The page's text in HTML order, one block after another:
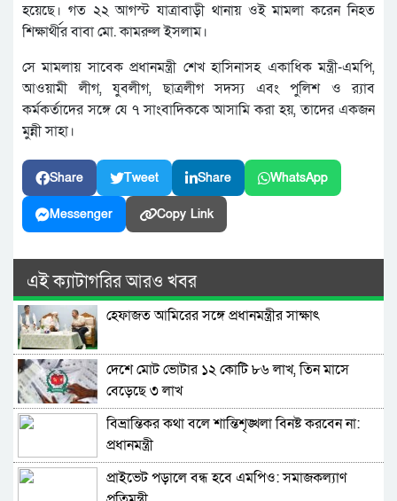
হয়েছে। গত ২২ আগস্ট যাত্রাবাড়ী থানায় ওই মামলা করেন নিহত
শিক্ষার্থীর বাবা মো. কামরুল ইসলাম।
সে মামলায় সাবেক প্রধানমন্ত্রী শেখ হাসিনাসহ একাধিক মন্ত্রী-এমপি,
আওয়ামী লীগ, যুবলীগ, ছাত্রলীগ সদস্য এবং পুলিশ ও র‍্যাব
কর্মকর্তাদের সঙ্গে যে ৭ সাংবাদিককে আসামি করা হয়, তাদের একজন
মুন্নী সাহা।
Share Tweet Share WhatsApp
Messenger Copy Link
এই ক্যাটাগরির আরও খবর
হেফাজত আমিরের সঙ্গে প্রধানমন্ত্রীর সাক্ষাৎ
দেশে মোট ভোটার ১২ কোটি ৮৬ লাখ, তিন মাসে
বেড়েছে ৩ লাখ
বিভ্রান্তিকর কথা বলে শান্তিশৃঙ্খলা বিনষ্ট করবেন না:
প্রধানমন্ত্রী
প্রাইভেট পড়ালে বন্ধ হবে এমপিও: সমাজকল্যাণ